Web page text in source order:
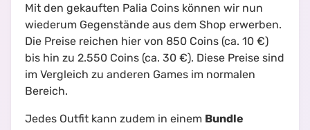
Mit den gekauften Palia Coins können wir nun
wiederum Gegenstände aus dem Shop erwerben.
Die Preise reichen hier von 850 Coins (ca. 10 €)
bis hin zu 2.550 Coins (ca. 30 €). Diese Preise sind
im Vergleich zu anderen Games im normalen
Bereich.
Jedes Outfit kann zudem in einem Bundle